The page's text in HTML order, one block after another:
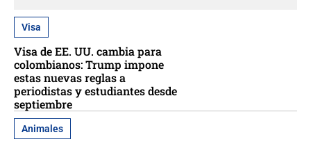
Visa
Visa de EE. UU. cambia para
colombianos: Trump impone
estas nuevas reglas a
periodistas y estudiantes desde
septiembre
Animales